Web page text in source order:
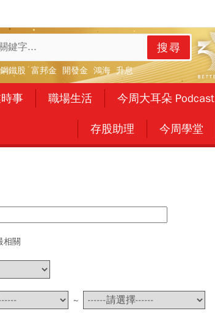
搜尋
鋼鐵股 富邦金 開發金 鴻海 升息
事 職場生活 今周大耳朵 Podcast
存股助理 今周學堂
相關
~